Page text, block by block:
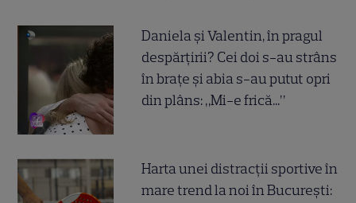
Daniela și Valentin, în pragul
despărțirii? Cei doi s-au strâns
în brațe și abia s-au putut opri
din plâns: „Mi-e frică...”
Harta unei distracții sportive în
mare trend la noi în București: